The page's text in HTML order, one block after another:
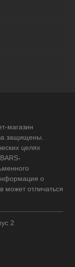
магазин
защищены.
целях
о
может отличаться
2